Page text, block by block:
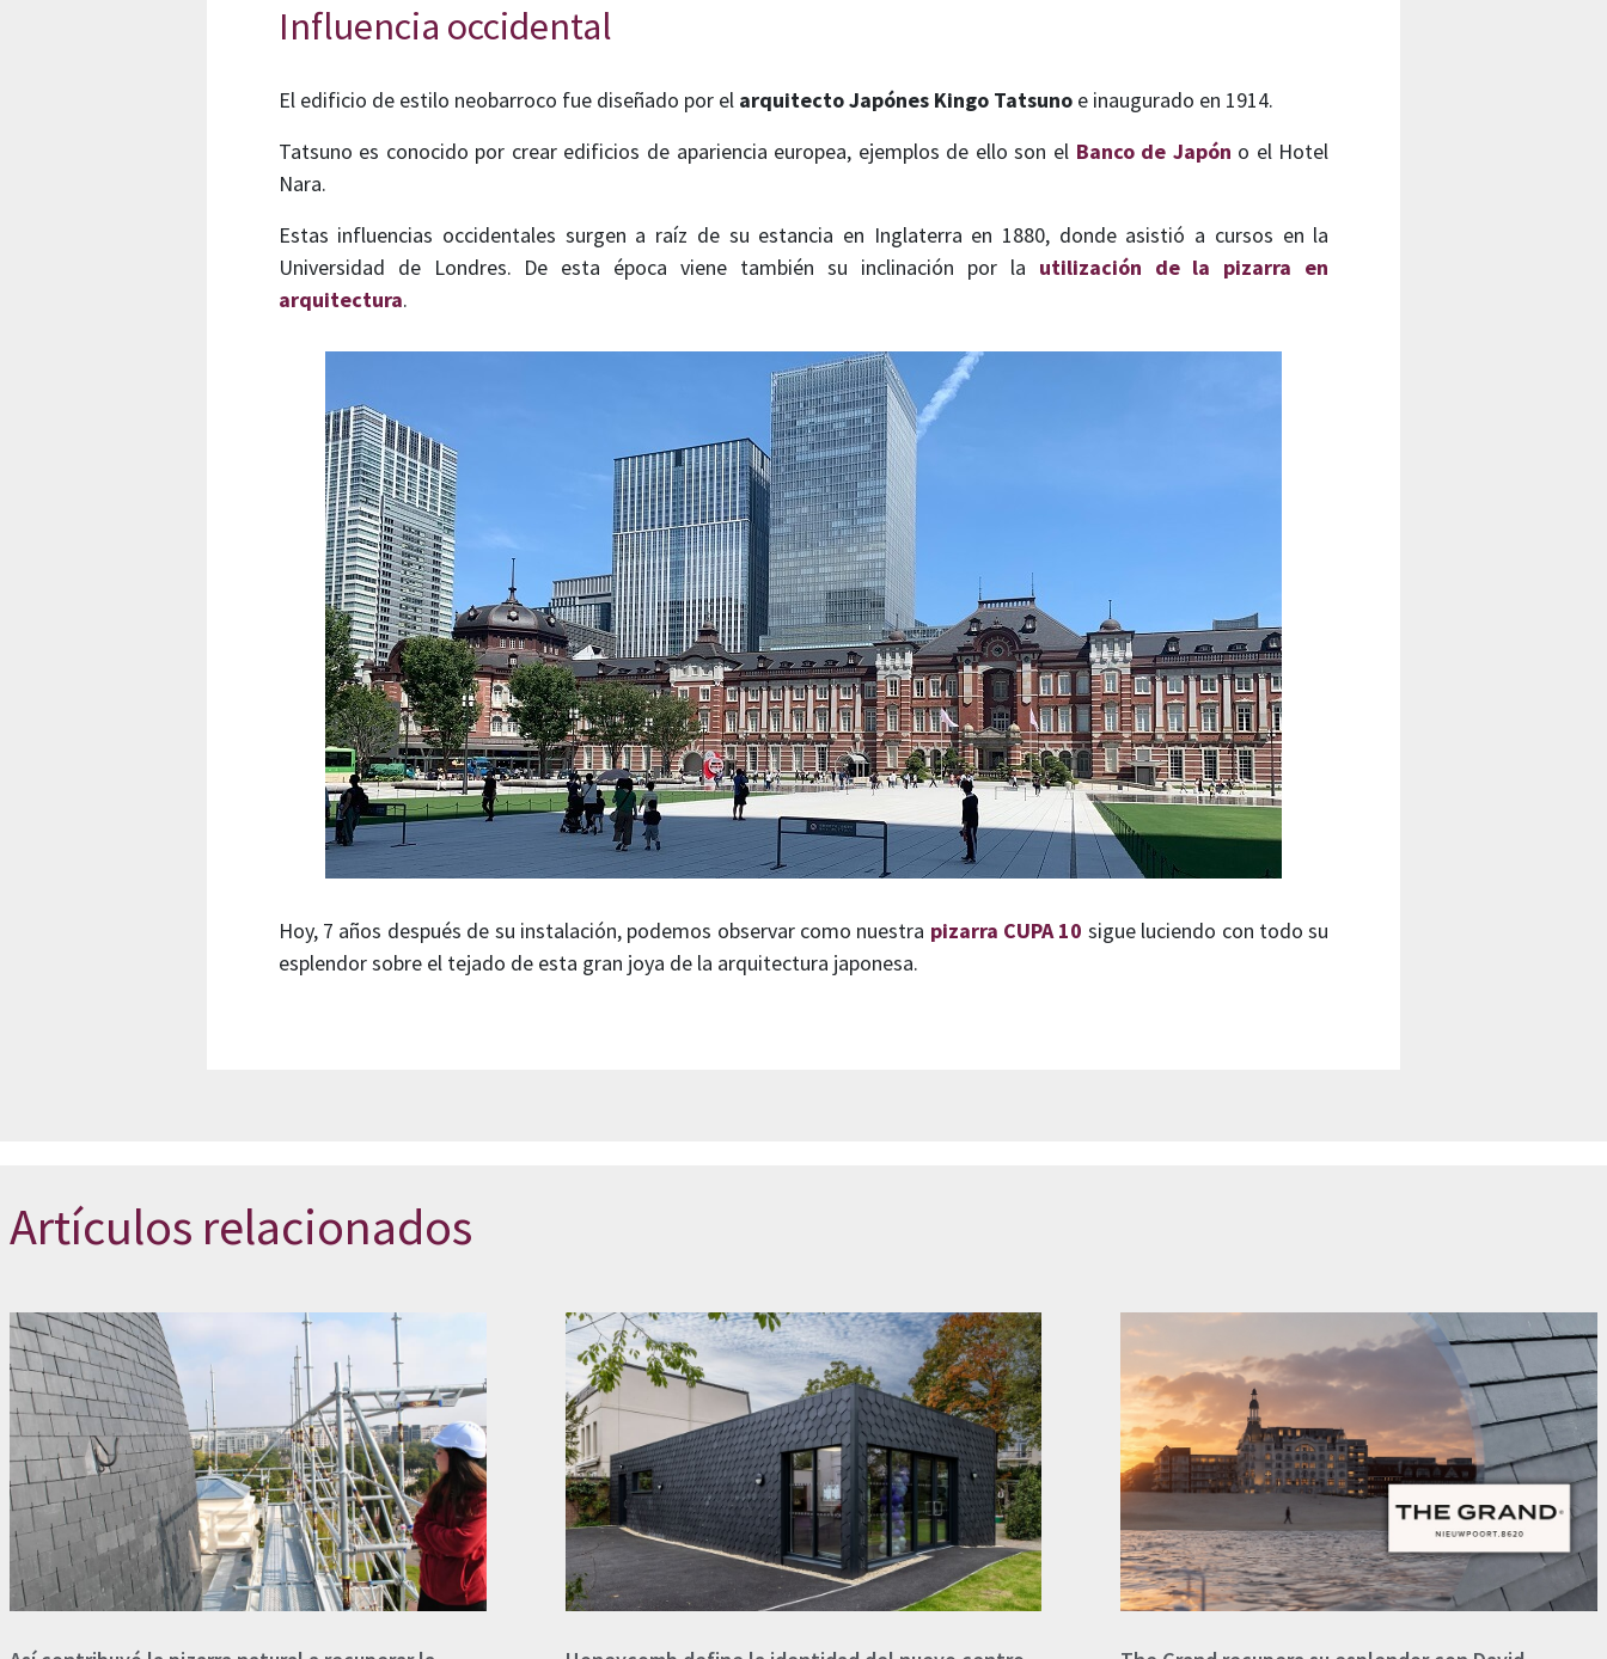
Influencia occidental
El edificio de estilo neobarroco fue diseñado por el arquitecto Japónes Kingo Tatsuno e inaugurado en 1914.
Tatsuno es conocido por crear edificios de apariencia europea, ejemplos de ello son el Banco de Japón o el Hotel
Nara.
Estas influencias occidentales surgen a raíz de su estancia en Inglaterra en 1880, donde asistió a cursos en la
Universidad de Londres. De esta época viene también su inclinación por la utilización de la pizarra en
arquitectura.
Hoy, 7 años después de su instalación, podemos observar como nuestra pizarra CUPA 10 sigue luciendo con todo su
esplendor sobre el tejado de esta gran joya de la arquitectura japonesa.
Artículos relacionados